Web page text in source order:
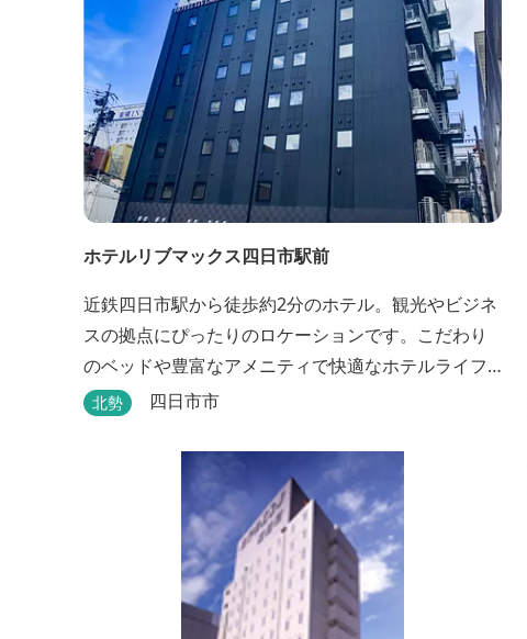
ホテルリブマックス四日市駅前
近鉄四日市駅から徒歩約2分のホテル。観光やビジネ
スの拠点にぴったりのロケーションです。こだわり
のベッドや豊富なアメニティで快適なホテルライフ
を過ごせます。
北勢 四日市市